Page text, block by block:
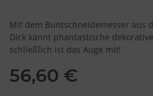
Mit dem Buntschneidemesser aus
Dick kannt phantastische
schließlich ist das Auge mit!
56,60 €